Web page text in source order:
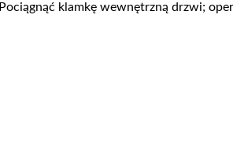
Pociągnąć klamkę wewnętrzną drzwi;